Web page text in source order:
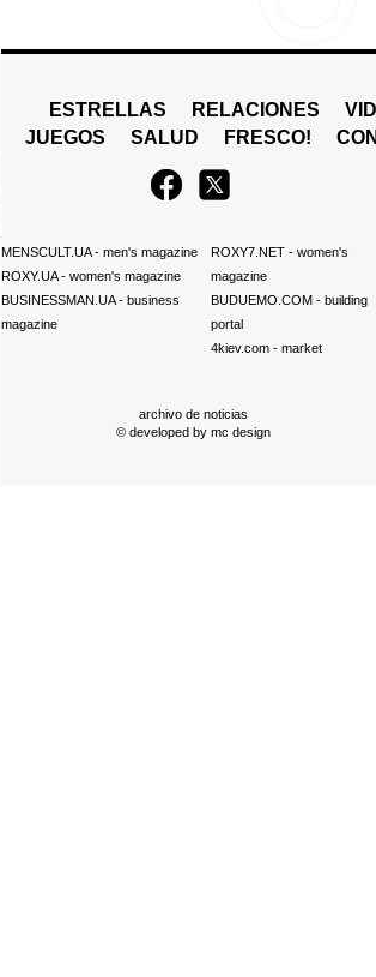
ESTRELLAS RELACIONES
JUEGOS
SALUD FRESCO!
MENSCULT.UA- men's magazine
ROXY.UA- women's magazine
BUSINESSMAN.UA- business
magazine
ROXY7.NET- women's
magazine
BUDUEMO.COM- building
portal
4kiev.com- market
archivo de noticias
© developed by mc design